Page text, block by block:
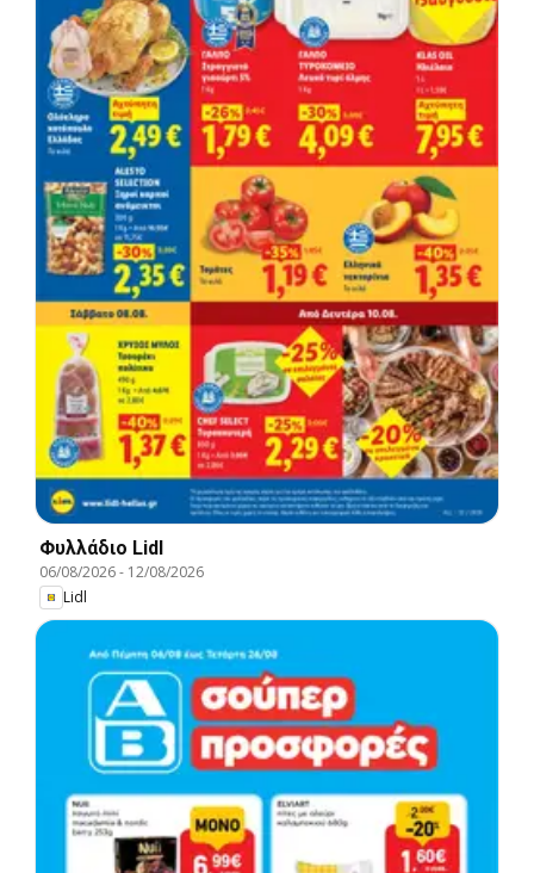
Φυλλάδιο Lidl
06/08/2026- 12/08/2026
Lidl